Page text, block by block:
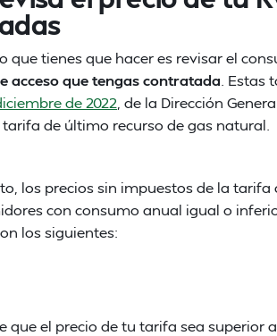
que tienes que hacer es revisar el
acceso que tengas contratada .
de 2022 , de la Dirección
de último recurso de gas natural.
los precios sin impuestos de la
con consumo anual igual o
los siguientes:
que el precio de tu tarifa sea